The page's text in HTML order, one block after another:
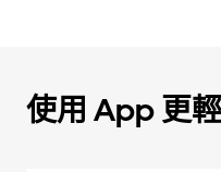
使用 App 更